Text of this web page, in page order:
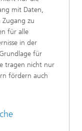
mit Daten,
zu
für alle
in der
für
tragen nicht nur
fördern auch